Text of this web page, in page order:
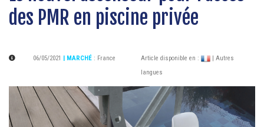
des PMR en piscine privée
06/05/2021 | MARCHÉ : France Article disponible en :
| Autres
langues